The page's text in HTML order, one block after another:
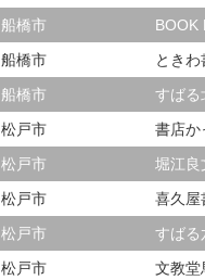
船橋市
BOOK
船橋市
ときわ
船橋市
すばる
松戸市
書店か
松戸市
堀江良
松戸市
喜久屋
松戸市
すばる
松戸市
文教堂